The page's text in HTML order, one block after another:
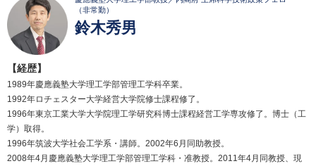
（非常勤）
鈴木秀男
【経歴】
1989年慶應義塾大学理工学部管理工学科卒業。
1992年ロチェスター大学経営大学院修士課程修了。
1996年東京工業大学大学院理工学研究科博士課程経営工学専攻修了。博士（工
学）取得。
1996年筑波大学社会工学系・講師。2002年6月同助教授。
2008年4月慶應義塾大学理工学部管理工学科・准教授。2011年4月同教授、現